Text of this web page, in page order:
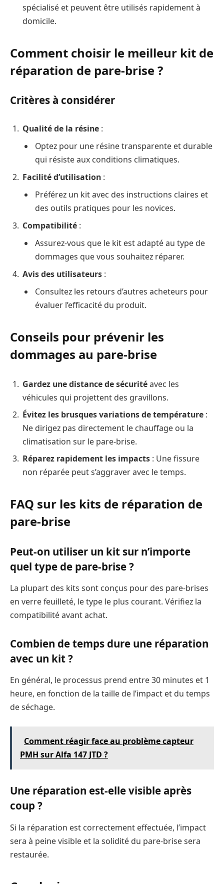
spécialisé et peuvent être utilisés rapidement à
domicile.
Comment choisir le meilleur kit de
réparation de pare-brise ?
Critères à considérer
Qualité de la résine :
Optez pour une résine transparente et durable
qui résiste aux conditions climatiques.
Facilité d’utilisation :
Préférez un kit avec des instructions claires et
des outils pratiques pour les novices.
Compatibilité :
Assurez-vous que le kit est adapté au type de
dommages que vous souhaitez réparer.
Avis des utilisateurs :
Consultez les retours d’autres acheteurs pour
évaluer l’efficacité du produit.
Conseils pour prévenir les
dommages au pare-brise
Gardez une distance de sécuritéavec les
véhicules qui projettent des gravillons.
Évitez les brusques variations de température :
Ne dirigez pas directement le chauffage ou la
climatisation sur le pare-brise.
Réparez rapidement les impacts : Une fissure
non réparée peut s’aggraver avec le temps.
FAQ sur les kits de réparation de
pare-brise
Peut-on utiliser un kit sur n’importe
quel type de pare-brise ?
La plupart des kits sont conçus pour des pare-brises
en verre feuilleté, le type le plus courant. Vérifiez la
compatibilité avant achat.
Combien de temps dure une réparation
avec un kit ?
En général, le processus prend entre 30 minutes et 1
heure, en fonction de la taille de l’impact et du temps
de séchage.
Comment réagir face au problème capteur
PMH sur Alfa 147 JTD ?
Une réparation est-elle visible après
coup ?
Si la réparation est correctement effectuée, l’impact
sera à peine visible et la solidité du pare-brise sera
restaurée.